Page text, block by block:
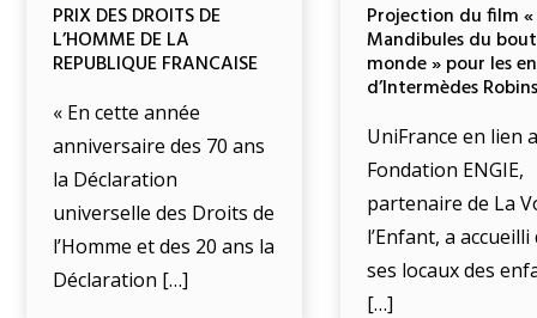
PRIX DES DROITS DE
L’HOMME DE LA
REPUBLIQUE FRANCAISE
« En cette année
anniversaire des 70 ans
la Déclaration
universelle des Droits de
l’Homme et des 20 ans la
Déclaration […]
Projection du film «
Mandibules du
monde » pour les
d’Intermèdes
UniFrance en lien
Fondation ENGIE,
partenaire de La
l’Enfant, a accueilli
ses locaux des
[…]